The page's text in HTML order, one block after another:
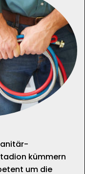
kümmern
um die